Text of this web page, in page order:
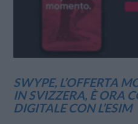
SWYPE, L’OFFERTA
IN SVIZZERA, È ORA
DIGITALE CON L’ESIM